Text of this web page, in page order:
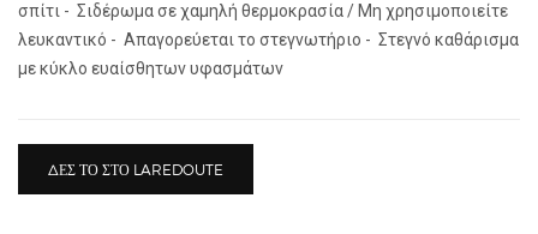
σπίτι - Σιδέρωμα σε χαμηλή θερμοκρασία / Μη χρησιμοποιείτε
λευκαντικό - Απαγορεύεται το στεγνωτήριο - Στεγνό καθάρισμα
με κύκλο ευαίσθητων υφασμάτων
ΔΕΣ ΤΟ ΣΤΟ LAREDOUTE